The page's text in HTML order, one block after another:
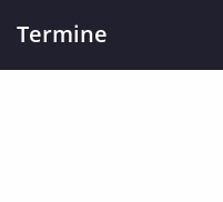
Termine